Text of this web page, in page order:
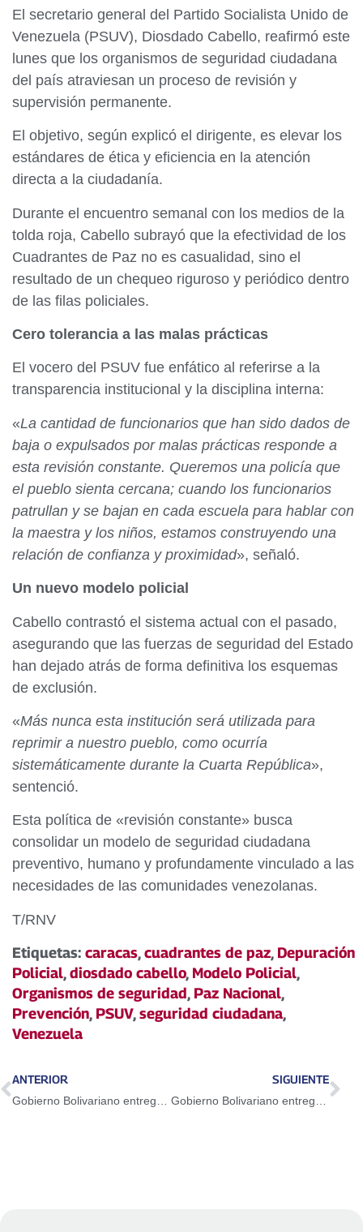
El secretario general del Partido Socialista Unido de
Venezuela (PSUV), Diosdado Cabello, reafirmó este
lunes que los organismos de seguridad ciudadana
del país atraviesan un proceso de revisión y
supervisión permanente.
El objetivo, según explicó el dirigente, es elevar los
estándares de ética y eficiencia en la atención
directa a la ciudadanía.​
Durante el encuentro semanal con los medios de la
tolda roja, Cabello subrayó que la efectividad de los
Cuadrantes de Paz no es casualidad, sino el
resultado de un chequeo riguroso y periódico dentro
de las filas policiales.
Cero tolerancia a las malas prácticas
El vocero del PSUV fue enfático al referirse a la
transparencia institucional y la disciplina interna:​
«La cantidad de funcionarios que han sido dados de
baja o expulsados por malas prácticas responde a
esta revisión constante. Queremos una policía que
el pueblo sienta cercana; cuando los funcionarios
patrullan y se bajan en cada escuela para hablar con
la maestra y los niños, estamos construyendo una
relación de confianza y proximidad», señaló.​
Un nuevo modelo policial
Cabello contrastó el sistema actual con el pasado,
asegurando que las fuerzas de seguridad del Estado
han dejado atrás de forma definitiva los esquemas
de exclusión.
«Más nunca esta institución será utilizada para
reprimir a nuestro pueblo, como ocurría
sistemáticamente durante la Cuarta República»,
sentenció.​
Esta política de «revisión constante» busca
consolidar un modelo de seguridad ciudadana
preventivo, humano y profundamente vinculado a las
necesidades de las comunidades venezolanas.
T/RNV
Etiquetas: caracas,cuadrantes de paz, Depuración
Policial,diosdado cabello, Modelo Policial,
Organismos de seguridad, Paz Nacional,
Prevención, PSUV,seguridad ciudadana,
Venezuela
ANTERIOR SIGUIENTE